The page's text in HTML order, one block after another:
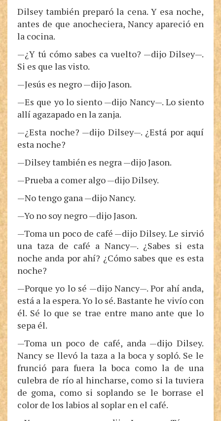
Dilsey también preparó la cena. Y esa noche,
antes de que anocheciera, Nancy apareció en
la cocina.
—¿Y tú cómo sabes ca vuelto? —dijo Dilsey—.
Si es que las visto.
—Jesús es negro —dijo Jason.
—Es que yo lo siento —dijo Nancy—. Lo siento
allí agazapado en la zanja.
—¿Esta noche? —dijo Dilsey—. ¿Está por aquí
esta noche?
—Dilsey también es negra —dijo Jason.
—Prueba a comer algo —dijo Dilsey.
—No tengo gana —dijo Nancy.
—Yo no soy negro —dijo Jason.
—Toma un poco de café —dijo Dilsey. Le sirvió
una taza de café a Nancy—. ¿Sabes si esta
noche anda por ahí? ¿Cómo sabes que es esta
noche?
—Porque yo lo sé —dijo Nancy—. Por ahí anda,
está a la espera. Yo lo sé. Bastante he vivío con
él. Sé lo que se trae entre mano ante que lo
sepa él.
—Toma un poco de café, anda —dijo Dilsey.
Nancy se llevó la taza a la boca y sopló. Se le
frunció para fuera la boca como la de una
culebra de río al hincharse, como si la tuviera
de goma, como si soplando se le borrase el
color de los labios al soplar en el café.